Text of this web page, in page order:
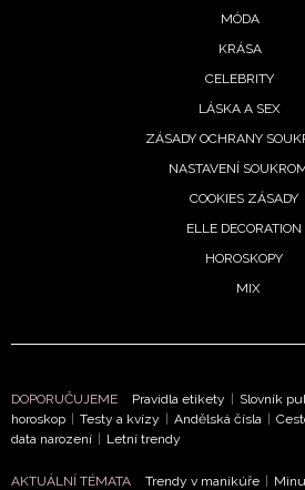
MÓDA
KRÁSA
CELEBRITY
LÁSKA A SEX
ZÁSADY OCHRANY
NASTAVENÍ
COOKIES ZÁSADY
ELLE DECORATION
HOROSKOPY
MIX
DOPORUČUJEME Pravidla etikety | Slovník
horoskop | Testy a kvízy | Andělská čísla |
data narození | Letní trendy
AKTUÁLNÍ TÉMATA Trendy v manikúře |